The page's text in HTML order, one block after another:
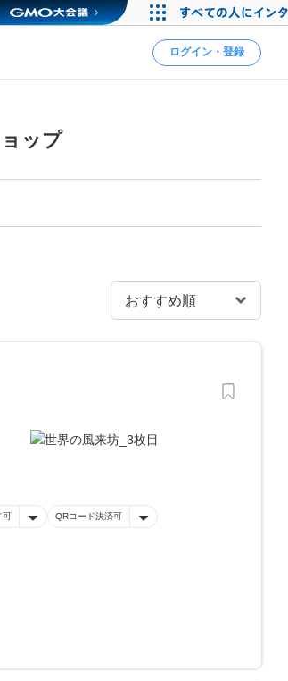
ログイン・登録
ップ
可 QRコード決済可